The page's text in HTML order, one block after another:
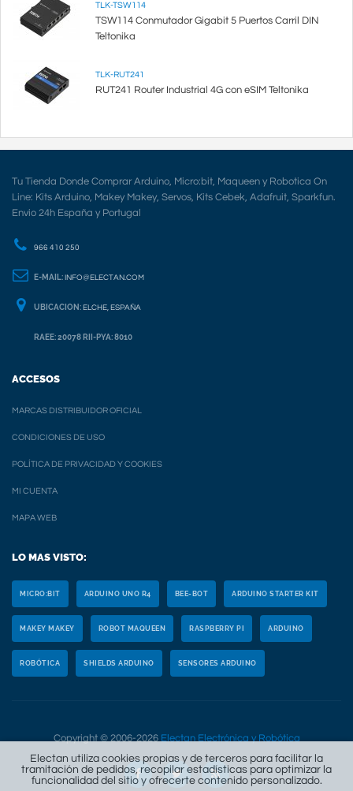
TLK-TSW114
TSW114 Conmutador Gigabit 5 Puertos Carril DIN
Teltonika
TLK-RUT241
RUT241 Router Industrial 4G con eSIM Teltonika
Tu Tienda Donde Comprar Arduino, Micro:bit, Maqueen y Robotica On
Line: Kits Arduino, Makey Makey, Servos, Kits Cebek, Adafruit, Sparkfun.
Envio 24h España y Portugal
966 410 250
E-MAIL: INFO@ELECTAN.COM
UBICACION: ELCHE, ESPAÑA
RAEE: 20078 RII-PYA: 8010
ACCESOS
MARCAS DISTRIBUIDOR OFICIAL
CONDICIONES DE USO
POLÍTICA DE PRIVACIDAD Y COOKIES
MI CUENTA
MAPA WEB
LO MAS VISTO:
MICRO:BIT ARDUINO UNO R4 BEE-BOT ARDUINO STARTER KIT
MAKEY MAKEY ROBOT MAQUEEN RASPBERRY PI ARDUINO
ROBÓTICA SHIELDS ARDUINO SENSORES ARDUINO
Copyright © 2006-2026 Electan Electrónica y Robótica
Electan utiliza cookies propias y de terceros para facilitar la
tramitación de pedidos, recopilar estadísticas para optimizar la
funcionalidad del sitio y ofrecerte contenido personalizado.